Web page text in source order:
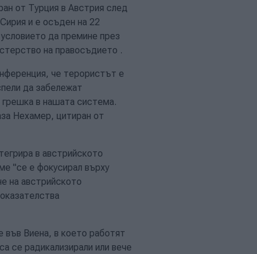
от Турция в Австрия след
и е осъден на 22
да премине през
на правосъдието .
че терористът е
да забележат
в нашата система.
Нехамер, цитиран от
в австрийското
"се е фокусирал върху
на австрийското
във Виена, в което работят
се радикализирали или вече